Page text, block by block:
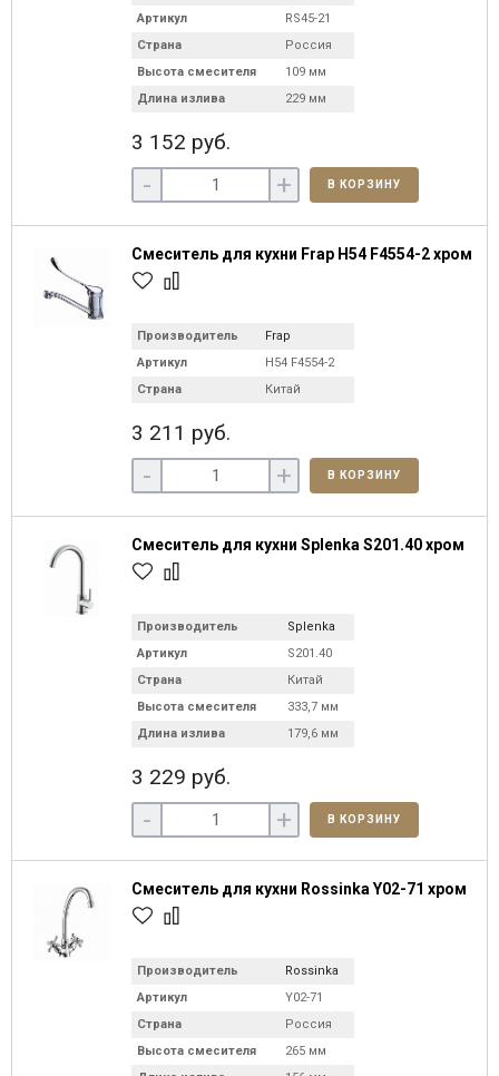
Артикул
RS45-21
Страна
Россия
Высота смесителя
109 мм
Длина излива
229 мм
3 152 руб.
- + В КОРЗИНУ
Смеситель для кухни Frap H54 F4554-2 хром
Производитель
Frap
Артикул
H54 F4554-2
Страна
Китай
3 211 руб.
- + В КОРЗИНУ
Смеситель для кухни Splenka S201.40 хром
Производитель
Splenka
Артикул
S201.40
Страна
Китай
Высота смесителя
333,7 мм
Длина излива
179,6 мм
3 229 руб.
- + В КОРЗИНУ
Смеситель для кухни Rossinka Y02-71 хром
Производитель
Rossinka
Артикул
Y02-71
Страна
Россия
Высота смесителя
265 мм